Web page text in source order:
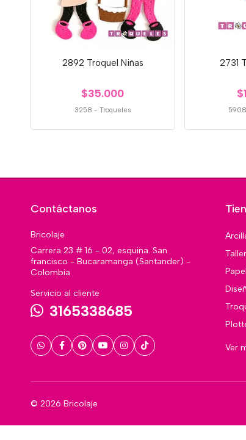
2892 Troquel Niñas
$35.000
3258 -Troqueles
2731
5908
Contáctanos
Bricolaje
Carrera 23 # 16 - 02, esquina. San
francisco - Bucaramanga (Santander) -
Colombia
Servicio al cliente
3165338685
Ver
© 2026 Bricolaje